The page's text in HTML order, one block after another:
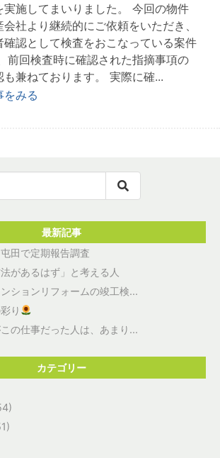
実施してまいりました。 今回の物件
社より継続的にご依頼をいただき、
確認として検査をおこなっている案件
前回検査時に確認された指摘事項の
兼ねております。 実際に確...
をみる
最新記事
田で定期報告調査
法があるはず」と考える人
ションリフォームの竣工検...
り
この仕事だった人は、あまり...
カテゴリー